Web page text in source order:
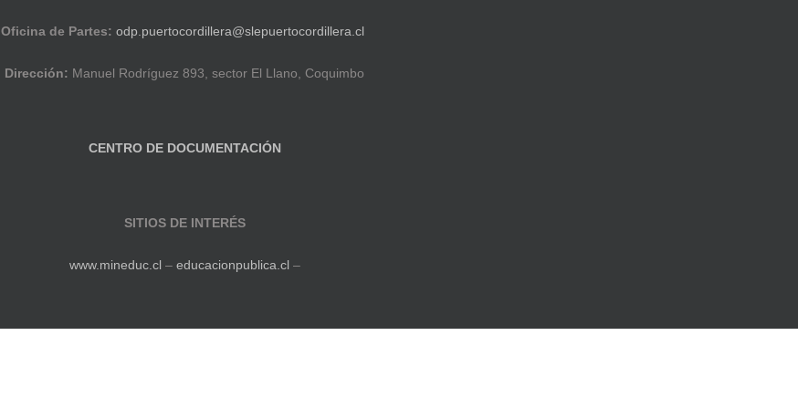
Oficina de Partes: odp.puertocordillera@slepuertocordillera.cl
Dirección: Manuel Rodríguez 893, sector El Llano, Coquimbo
CENTRO DE DOCUMENTACIÓN
SITIOS DE INTERÉS
www.mineduc.cl – educacionpublica.cl –